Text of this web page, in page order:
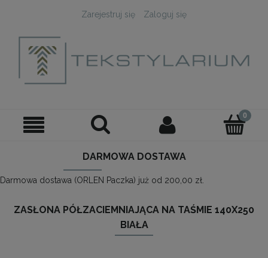
Zarejestruj się Zaloguj się
DARMOWA DOSTAWA
Darmowa dostawa (ORLEN Paczka) już od 200,00 zł.
ZASŁONA PÓŁZACIEMNIAJĄCA NA TAŚMIE 140X250
BIAŁA